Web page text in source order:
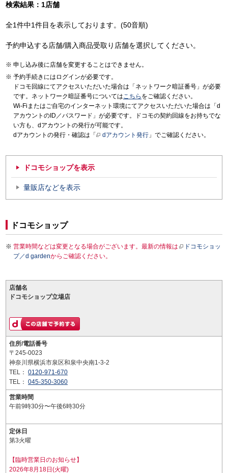
検索結果：1店舗
全1件中1件目を表示しております。(50音順)
予約申込する店舗/購入商品受取り店舗を選択してください。
申し込み後に店舗を変更することはできません。
予約手続きにはログインが必要です。
ドコモ回線にてアクセスいただいた場合は「ネットワーク暗証番号」が必要
です。ネットワーク暗証番号についてはこちら をご確認ください。
Wi-Fiまたはご自宅のインターネット環境にてアクセスいただいた場合は「d
アカウントのID／パスワード」が必要です。ドコモの契約回線をお持ちでな
い方も、dアカウントの発行が可能です。
dアカウントの発行・確認は「
dアカウント発行 」でご確認ください。
ドコモショップを表示
量販店などを表示
ドコモショップ
営業時間などは変更となる場合がございます。最新の情報は
ドコモショッ
プ／d gardenからご確認ください。
店舗名
ドコモショップ立場店
住所/電話番号
〒245-0023
神奈川県横浜市泉区和泉中央南1-3-2
TEL： 0120-971-670
TEL： 045-350-3060
営業時間
午前9時30分〜午後6時30分
定休日
第3火曜
【臨時営業日のお知らせ】
2026年8月18日(火曜)